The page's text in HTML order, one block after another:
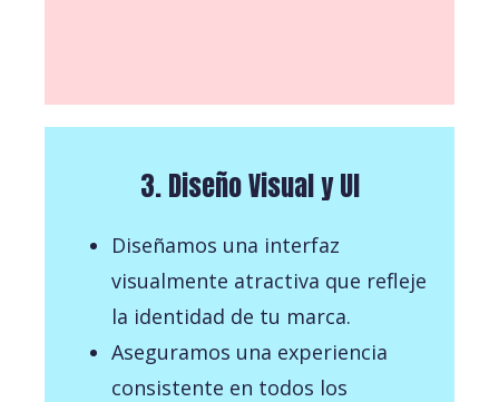
3. Diseño Visual y UI
Diseñamos una interfaz
visualmente atractiva que refleje
la identidad de tu marca.
Aseguramos una experiencia
consistente en todos los